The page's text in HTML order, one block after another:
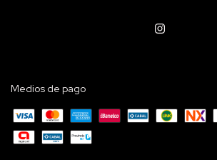
Medios de pago